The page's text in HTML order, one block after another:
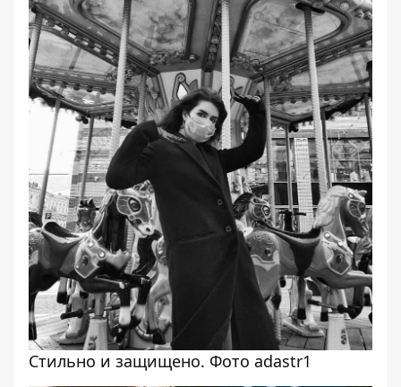
Стильно и защищено. Фото adastr1